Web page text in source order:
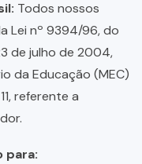
Todos nossos
Lei nº 9394/96, do
de julho de 2004,
da Educação (MEC)
referente a
para: